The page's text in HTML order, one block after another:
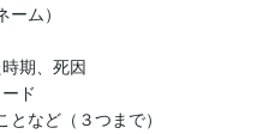
ム）
期、死因
ド
など（３つまで）